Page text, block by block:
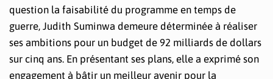
question la faisabilité du programme en temps de
guerre, Judith Suminwa demeure déterminée à réaliser
ses ambitions pour un budget de 92 milliards de dollars
sur cinq ans. En présentant ses plans, elle a exprimé son
engagement à bâtir un meilleur avenir pour la